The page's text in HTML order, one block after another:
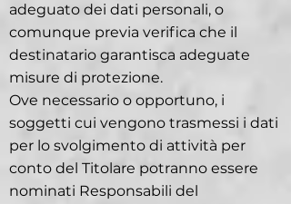
adeguato dei dati personali, o
comunque previa verifica che il
destinatario garantisca adeguate
misure di protezione.
Ove necessario o opportuno, i
soggetti cui vengono trasmessi i dati
per lo svolgimento di attività per
conto del Titolare potranno essere
nominati Responsabili del